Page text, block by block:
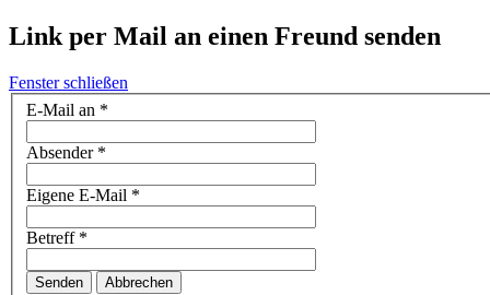
Link per Mail an einen Freund senden
Fenster schließen
E-Mail an *
Absender*
Eigene E-Mail *
Betreff*
Senden Abbrechen